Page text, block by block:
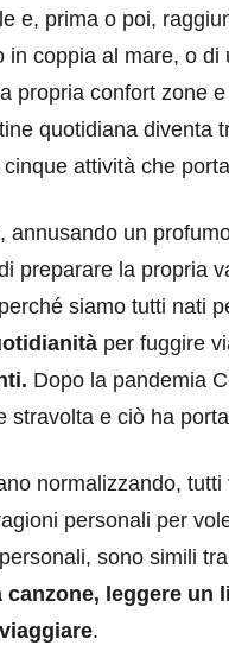
e, prima o poi,
in coppia al mare, o di
propria confort zone
quotidiana diventa
attività che
un
preparare la propria
siamo tutti nati
per fuggire
Dopo la pandemia
stravolta e ciò ha
normalizzando,
personali per
sono simili
leggere un
.